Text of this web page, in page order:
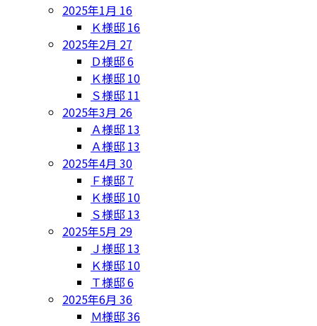
2025年1月 16
Ｋ様邸 16
2025年2月 27
Ｄ様邸6
Ｋ様邸 10
Ｓ様邸 11
2025年3月 26
Ａ様邸 13
Ａ様邸 13
2025年4月 30
Ｆ様邸 7
Ｋ様邸 10
Ｓ様邸 13
2025年5月 29
Ｊ様邸 13
Ｋ様邸 10
Ｔ様邸6
2025年6月 36
Ｍ様邸36